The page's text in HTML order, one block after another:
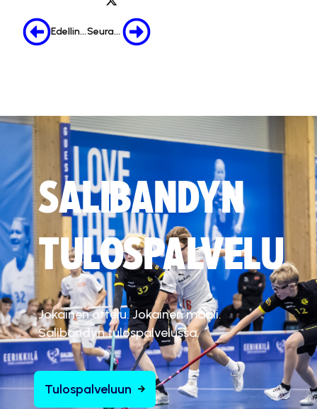
Edellinen Seuraava
SALIBANDYN
TULOSPALVELU
Jokainen ottelu. Jokainen maali.
Salibandyn tulospalvelussa.
Tulospalveluun